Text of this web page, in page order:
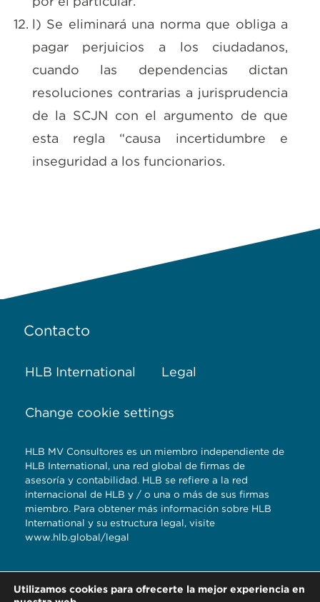
l) Se eliminará una norma que obliga a
pagar perjuicios a los ciudadanos,
cuando las dependencias dictan
resoluciones contrarias a jurisprudencia
de la SCJN con el argumento de que
esta regla “causa incertidumbre e
inseguridad a los funcionarios.
Contacto
HLB International Legal
Change cookie settings
HLB MV Consultores es un miembro independiente de
HLB International, una red global de firmas de
asesoría y contabilidad. HLB se refiere a la red
internacional de HLB y / o una o más de sus firmas
miembro. Para obtener más información sobre HLB
International y su estructura legal, visite
www.hlb.global/legal
piso Reserva
Utilizamos cookies para ofrecerte la mejor experiencia en